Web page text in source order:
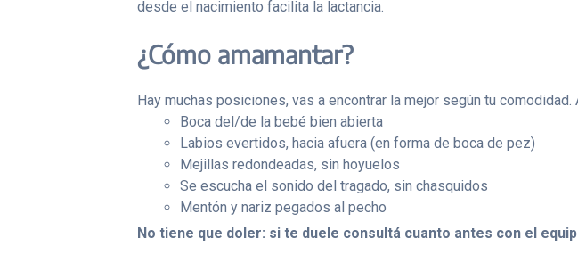
desde el nacimiento facilita la lactancia.
¿Cómo amamantar?
Hay muchas posiciones, vas a encontrar la mejor según tu
Boca del/de la bebé bien abierta
Labios evertidos, hacia afuera (en forma de boca de pez)
Mejillas redondeadas, sin hoyuelos
Se escucha el sonido del tragado, sin chasquidos
Mentón y nariz pegados al pecho
No tiene que doler: si te duele consultá cuanto antes con el